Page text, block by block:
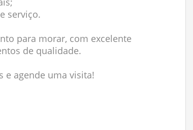
serviço.
para morar, com excelente
de qualidade.
e agende uma visita!